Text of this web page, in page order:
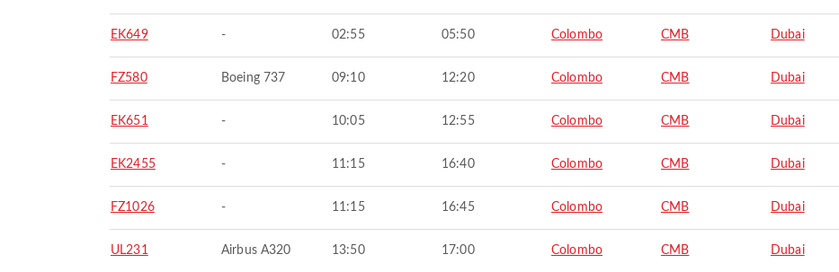
EK649 - 02:55 05:50 Colombo CMB Dubai
FZ580 Boeing 737 09:10 12:20 Colombo CMB Dubai
EK651 - 10:05 12:55 Colombo CMB Dubai
EK2455 - 11:15 16:40 Colombo CMB Dubai
FZ1026 - 11:15 16:45 Colombo CMB Dubai
UL231 Airbus A320 13:50 17:00 Colombo CMB Dubai